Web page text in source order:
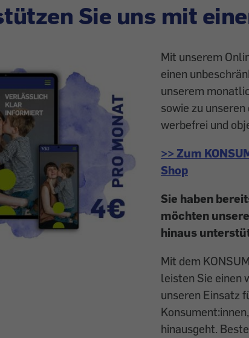
Sie uns mit
Mit unserem
einen
unserem
sowie zu
werbefrei und
>> Zum
Shop
Sie haben
möchten
hinaus
Mit dem
leisten Sie einen
unseren Einsatz
hinausgeht.